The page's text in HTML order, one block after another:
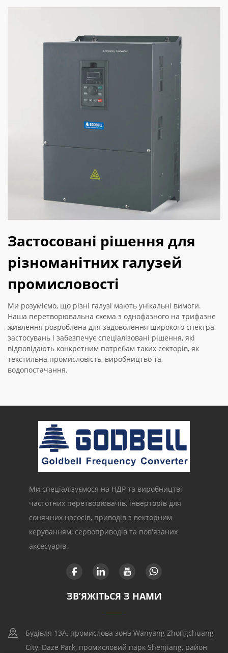
Застосовані рішення для
різноманітних галузей
промисловості
Ми розуміємо, що різні галузі мають унікальні вимоги.
Наша перетворювальна схема з однофазного на трифазне
живлення розроблена для задоволення широкого спектра
застосувань і забезпечує спеціалізовані рішення, які
відповідають конкретним потребам таких секторів, як
текстильна промисловість, виробництво та
водопостачання.
Ми спеціалізуємося на НДР та виробництві
частотних перетворювачів, інверторів для
сонячних насосів, приводів з векторним
керуванням, сервоприводів та пов'язаних
аксесуарів.
ЗВ’ЯЖІТЬСЯ З НАМИ
Будівля 13A, промислова зона Wanyang Zhongchuang
City, Daze Park, промисловий парк Shenjiang, район